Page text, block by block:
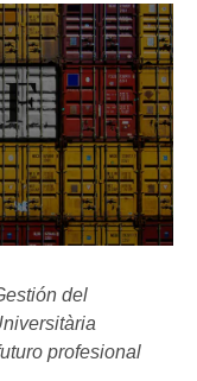
del
profesional